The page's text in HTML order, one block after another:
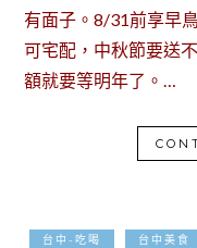
有面子。8/31前享早
可宅配，中秋節要送
額就要等明年了。…
台中-吃喝 台中美食